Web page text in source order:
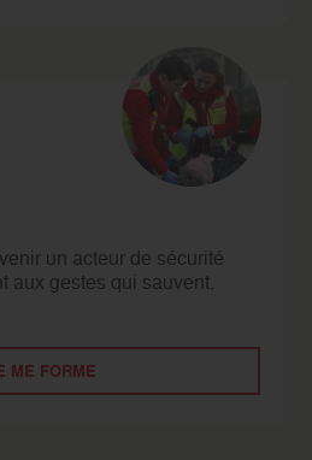
un acteur de sécurité
aux gestes qui sauvent.
ME FORME